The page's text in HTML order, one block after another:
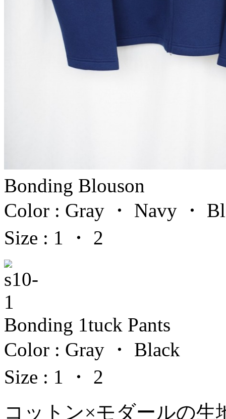
Bonding Blouson
Color : Gray ・ Navy ・
Size : 1 ・ 2
Bonding 1tuck Pants
Color : Gray ・ Black
Size : 1 ・ 2
コットン×モダールの